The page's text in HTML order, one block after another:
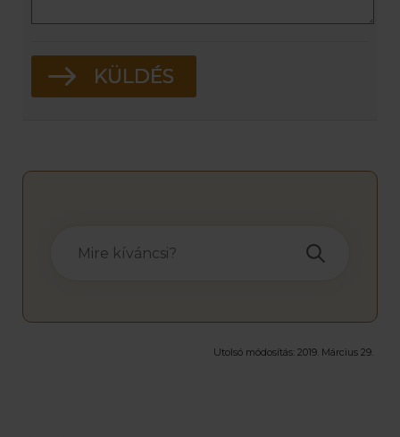
Utolsó módosítás: 2019. Március 29.